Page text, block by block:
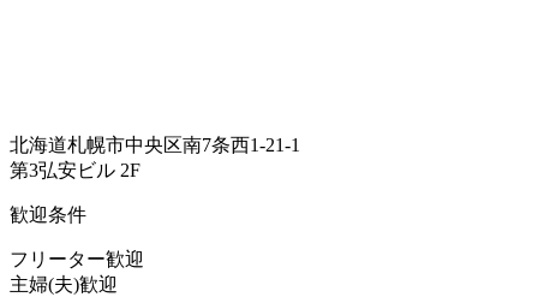
北海道札幌市中央区南7条西1-21-1
第3弘安ビル 2F
歓迎条件
フリーター歓迎
主婦(夫)歓迎